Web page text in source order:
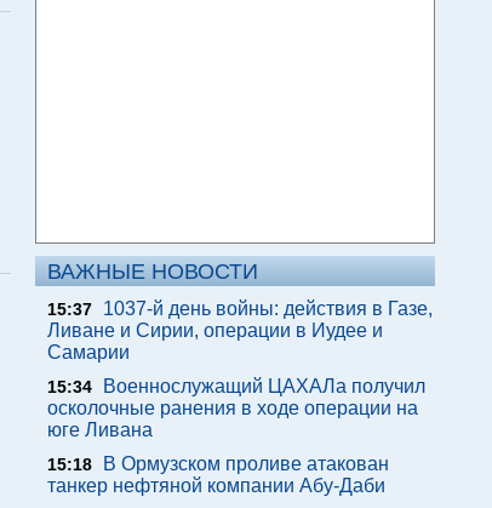
ВАЖНЫЕ НОВОСТИ
15:37
1037-й день войны: действия в Газе,
Ливане и Сирии, операции в Иудее и
Самарии
15:34
Военнослужащий ЦАХАЛа получил
осколочные ранения в ходе операции на
юге Ливана
15:18
В Ормузском проливе атакован
танкер нефтяной компании Абу-Даби